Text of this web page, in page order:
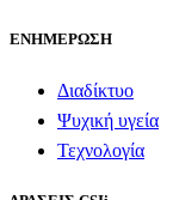
ΕΝΗΜΕΡΩΣΗ
Διαδίκτυο
Ψυχική υγεία
Τεχνολογία